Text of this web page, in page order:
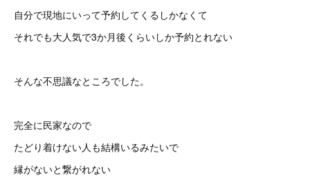
自分で現地にいって予約してくるしかなくて
それでも大人気で3か月後くらいしか予約とれない
そんな不思議なところでした。
完全に民家なので
たどり着けない人も結構いるみたいで
縁がないと繋がれない